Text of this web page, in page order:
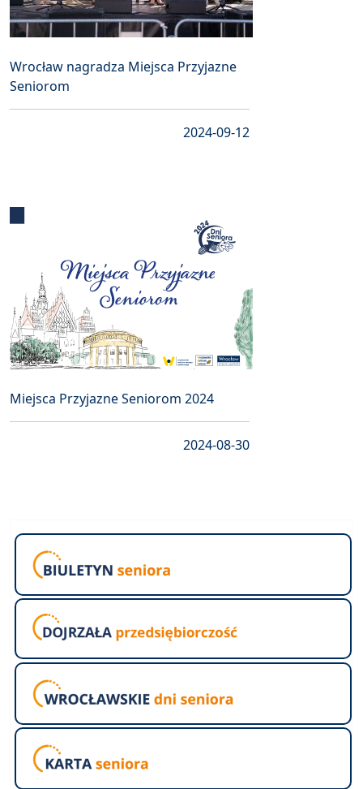
Wrocław nagradza Miejsca Przyjazne
Seniorom
2024-09-12
Miejsca Przyjazne Seniorom 2024
2024-08-30